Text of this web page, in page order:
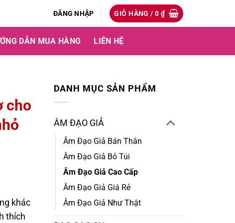
ĐĂNG NHẬP GIỎ HÀNG /0 ₫
DẪN MUA HÀNG LIÊN HỆ
cho
khác
thích
DANH MỤC SẢN PHẨM
ÂM ĐẠO GIẢ
Âm Đạo Giả Bán Thân
Âm Đạo Giả Bỏ Túi
Âm Đạo Giả Cao Cấp
Âm Đạo Giả Giá Rẻ
Âm Đạo Giả Như Thật